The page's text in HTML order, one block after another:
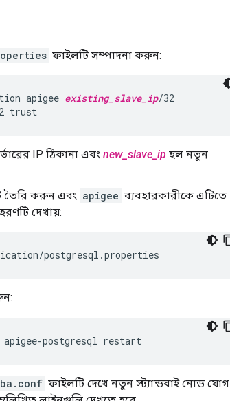
ফাইলটি সম্পাদনা করুন:
apigee existing_slave_ip/32
trust
IP ঠিকানা এবং new_slave_ip হল নতুন
তৈরি করুন এবং apigee ব্যবহারকারীকে এটিতে
দেখায়:
postgresql.properties
postgresql restart
ফাইলটি দেখে নতুন স্ট্যান্ডবাই নোড যোগ